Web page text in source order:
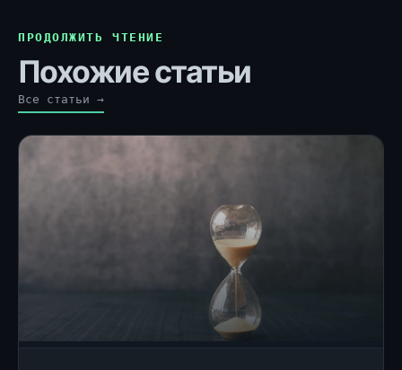
ПРОДОЛЖИТЬ ЧТЕНИЕ
Похожие статьи
Все статьи →